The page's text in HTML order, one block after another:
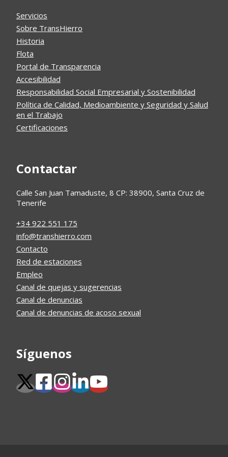
Servicios
Sobre TransHierro
Historia
Flota
Portal de Transparencia
Accesibilidad
Responsabilidad Social Empresarial y Sostenibilidad
Política de Calidad, Medioambiente y Seguridad y Salud
en el Trabajo
Certificaciones
Contactar
Calle San Juan Tamaduste, 8 CP: 38900, Santa Cruz de
Tenerife
+34 922 551 175
info@transhierro.com
Contacto
Red de estaciones
Empleo
Canal de quejas y sugerencias
Canal de denuncias
Canal de denuncias de acoso sexual
Síguenos